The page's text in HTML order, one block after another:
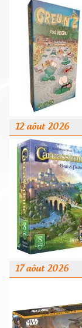
12 aôut 2026
17 aôut 2026